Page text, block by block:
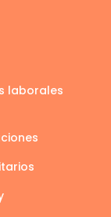
laborales